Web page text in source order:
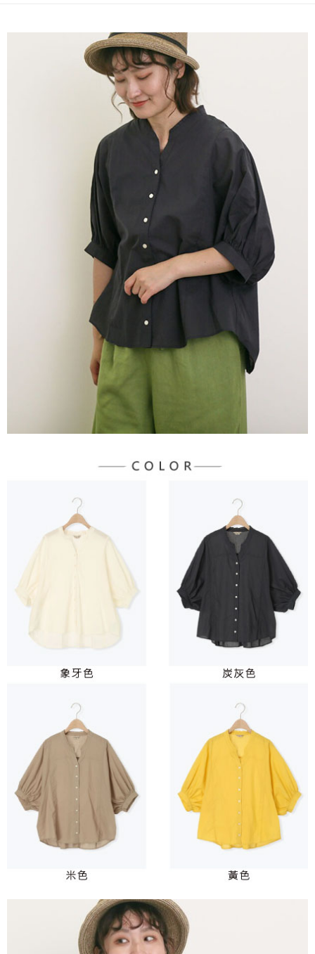
消。如遇「轉專審核」未通過狀況，表示未達大哥付你分期系統評分，恕無
法說明評估內容。
1.分期款項不併入電信帳單，「大哥付你分期」於每月結算日後寄送繳費提
2.透過簡訊連結打開帳單後，可選擇「超商條碼／台灣大直營門市／銀行轉
帳／街口支付／iPASS MONEY」等通路繳費。
1.本服務係由「台灣大哥大股份有限公司」（以下簡稱本公司）所提供，讓
用戶於交易時，得透過本服務購買商品或服務，並由商店將買賣／分期付款
買賣價金債權讓與本公司後，依約使用本公司帳單繳交帳款。
2.基於同意付款使用「大哥付你分期」之契約關係目的，商店將以您的個人
資料（包含姓名、電話或地址）提供予台灣大哥大進項蒐集、處理及利用，
由本公司與您本人進行分期帳單所需資料之確認、核對及更正。
3.完整用戶服務條款，請詳閱以下連結：
https://oppay.tw/userRule
１．簡單：不需註冊會員、不需綁卡、不需儲值。
２．便利：只要手機號碼，簡訊認證，即可結帳。
３．安心：先確認商品／服務後，再付款。
【「AFTEE先享後付」結帳流程】
１．於結帳方式選擇「AFTEE先享後付」後，將跳轉至「AFTEE先享後付」
結帳頁面，進行簡訊認證並確認金額後，即可完成結帳。
２．訂單成立數日內，您將收到繳費通知簡訊。
３．收到繳費通知簡訊後14天內，點擊此簡訊中的連結，可透過四大超商／
ATM／網路銀行／等多元方式進行付款，方視為交易完成。
※ 請注意：結帳手續完成當下不需立刻繳費，但若您需要取消訂單，請聯絡
購買商品的店家。未經商家同意取消之訂單仍視為有效，需透過AFTEE先享
後付繳納相關費用。
※ 交易是否成功請以「AFTEE先享後付 」之結帳頁面顯示為準，若有關於
是否繳費成功／繳費後需取消欲退款等相關疑問，請聯繫「AFTEE先享後付
https://netprotections.freshdesk.com/support/home
１．透過由恩沛科技股份有限公司提供之「AFTEE先享後付」服務完成之交
易，需依本服務之必要範圍內提供個人資料，並將交易相關給付款項請求債
權轉讓予恩沛科技股份有限公司。
２．關於個人資料處理事宜，請瀏覽以下網址：
https://aftee.tw/terms/#terms3
３．未成年的使用者請事先徵得法定代理人或監護人之同意方可使用
「AFTEE先享後付」，若未經同意申辦者引起之損失，本公司不負相關責
４．使用「AFTEE先享後付」時，將依據個別帳號之用戶狀況，依本公司即
時審查核予不同之上限額度；若仍有額度不足之情形，本公司將視審查結果
請求用戶進行身份認證。
５．嚴禁一人註冊多個帳號或使用他人資訊註冊。若發現惡意使用之情形，
恩沛科技股份有限公司將有權停止該用戶之使用額度並採取法律行動。
每筆NT$60，滿NT$388(含以上)免運費
每筆NT$60，滿NT$388(含以上)免運費
每筆NT$60，滿NT$888(含以上)免運費
每筆NT$60，滿NT$888(含以上)免運費
每筆NT$60，滿NT$888(含以上)免運費
每筆NT$60，滿NT$888(含以上)免運費
每筆NT$90，滿NT$888(含以上)免運費